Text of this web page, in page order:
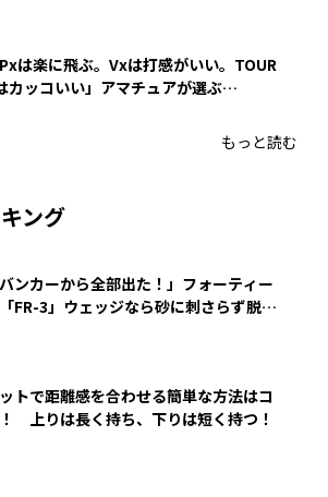
Pxは楽に飛ぶ。Vxは打感がいい。TOUR
カッコいい」アマチュアが選ぶ
もっと読む
ング
バンカーから全部出た！」フォーティー
FR-3」ウェッジなら砂に刺さらず脱出
トで距離感を合わせる簡単な方法はコ
上りは長く持ち、下りは短く持つ！